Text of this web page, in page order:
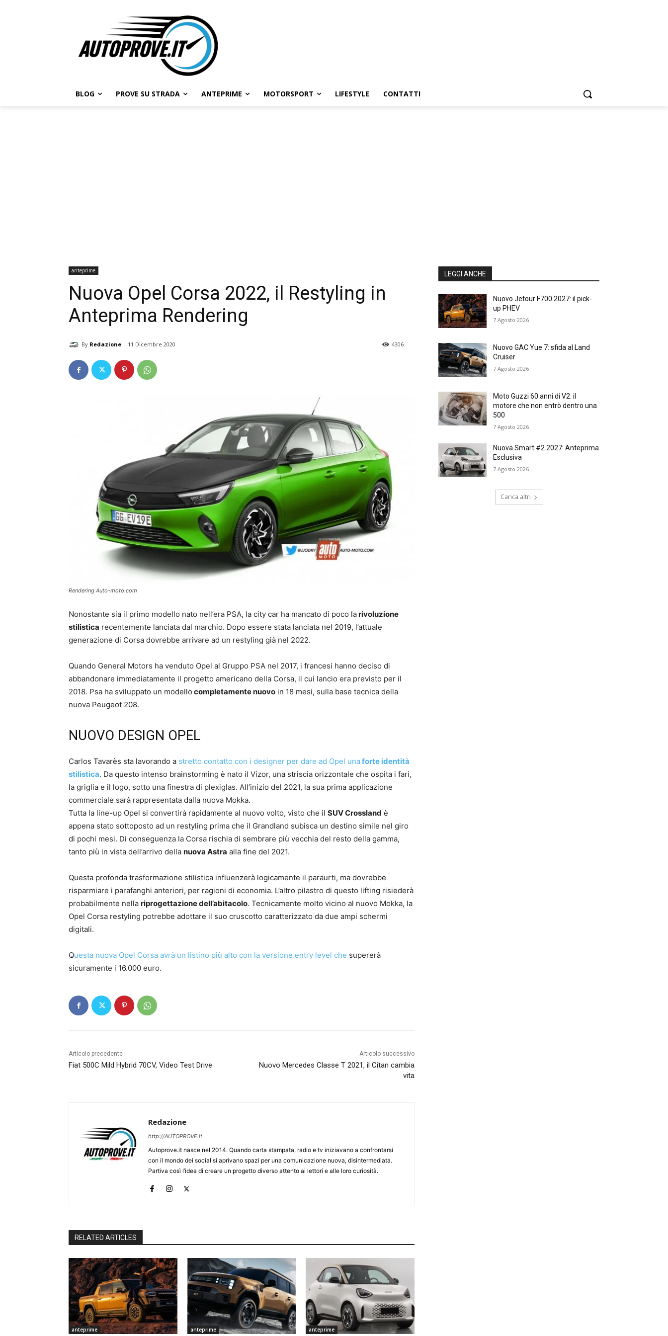
BLOG PROVE SU STRADA ANTEPRIME MOTORSPORT LIFESTYLE CONTATTI
anteprime
Nuova Opel Corsa 2022, il Restyling in
Anteprima Rendering
By Redazione 11 Dicembre 2020 4306
Rendering Auto-moto.com
Nonostante sia il primo modello nato nell’era PSA, la city car ha mancato di poco larivoluzione
stilistica recentemente lanciata dal marchio. Dopo essere stata lanciata nel 2019, l’attuale
generazione di Corsa dovrebbe arrivare ad un restyling già nel 2022.
Quando General Motors ha venduto Opel al Gruppo PSA nel 2017, i francesi hanno deciso di
abbandonare immediatamente il progetto americano della Corsa, il cui lancio era previsto per il
2018. Psa ha sviluppato un modello completamente nuovo in 18 mesi, sulla base tecnica della
nuova Peugeot 208.
NUOVO DESIGN OPEL
Carlos Tavarès sta lavorando a stretto contatto con i designer per dare ad Opel unaforte identità
stilistica. Da questo intenso brainstorming è nato il Vizor, una striscia orizzontale che ospita i fari,
la griglia e il logo, sotto una finestra di plexiglas. All’inizio del 2021, la sua prima applicazione
commerciale sarà rappresentata dalla nuova Mokka.
Tutta la line-up Opel si convertirà rapidamente al nuovo volto, visto che il SUV Crossland è
appena stato sottoposto ad un restyling prima che il Grandland subisca un destino simile nel giro
di pochi mesi. Di conseguenza la Corsa rischia di sembrare più vecchia del resto della gamma,
tanto più in vista dell’arrivo della nuova Astra alla fine del 2021.
Questa profonda trasformazione stilistica influenzerà logicamente il paraurti, ma dovrebbe
risparmiare i parafanghi anteriori, per ragioni di economia. L’altro pilastro di questo lifting risiederà
probabilmente nella riprogettazione dell’abitacolo. Tecnicamente molto vicino al nuovo Mokka, la
Opel Corsa restyling potrebbe adottare il suo cruscotto caratterizzato da due ampi schermi
digitali.
Questa nuova Opel Corsa avrà un listino più alto con la versione entry level che supererà
sicuramente i 16.000 euro.
Articolo precedente
Fiat 500C Mild Hybrid 70CV, Video Test Drive
Articolo successivo
Nuovo Mercedes Classe T 2021, il Citan cambia
vita
Redazione
http://AUTOPROVE.it
Autoprove.it nasce nel 2014. Quando carta stampata, radio e tv iniziavano a confrontarsi
con il mondo dei social si aprivano spazi per una comunicazione nuova, disintermediata.
Partiva così l’idea di creare un progetto diverso attento ai lettori e alle loro curiosità.
RELATED ARTICLES
anteprime anteprime anteprime
LEGGI ANCHE
Nuovo Jetour F700 2027: il pick-
up PHEV
7 Agosto 2026
Nuovo GAC Yue 7: sfida al Land
Cruiser
7 Agosto 2026
Moto Guzzi 60 anni di V2: il
motore che non entrò dentro una
500
7 Agosto 2026
Nuova Smart #2 2027: Anteprima
Esclusiva
7 Agosto 2026
Carica altri